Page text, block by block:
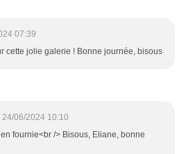
07:39
cette jolie galerie ! Bonne journée, bisous
24/06/2024 10:10
fournie<br /> Bisous, Eliane, bonne